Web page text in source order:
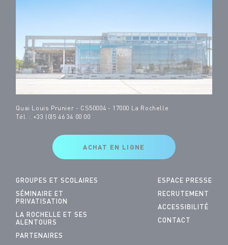
Quai Louis Prunier - CS50004 - 17000 La Rochelle
Tél. : +33 (0)5 46 34 00 00
ACHAT EN LIGNE
GROUPES ET SCOLAIRES
SÉMINAIRE ET
PRIVATISATION
LA ROCHELLE ET SES
ALENTOURS
PARTENAIRES
ESPACE PRESSE
RECRUTEMENT
ACCESSIBILITÉ
CONTACT